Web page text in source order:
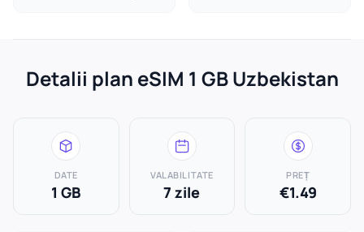
Detalii plan eSIM 1 GB Uzbekistan
DATE
1 GB
VALABILITATE
7 zile
PREȚ
€1.49